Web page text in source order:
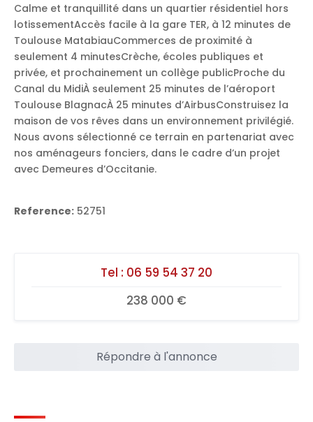
Calme et tranquillité dans un quartier résidentiel hors
lotissementAccès facile à la gare TER, à 12 minutes de
Toulouse MatabiauCommerces de proximité à
seulement 4 minutesCrèche, écoles publiques et
privée, et prochainement un collège publicProche du
Canal du MidiÀ seulement 25 minutes de l’aéroport
Toulouse BlagnacÀ 25 minutes d’AirbusConstruisez la
maison de vos rêves dans un environnement privilégié.
Nous avons sélectionné ce terrain en partenariat avec
nos aménageurs fonciers, dans le cadre d’un projet
avec Demeures d’Occitanie.
Reference: 52751
Tel : 06 59 54 37 20
238 000 €
Répondre à l'annonce